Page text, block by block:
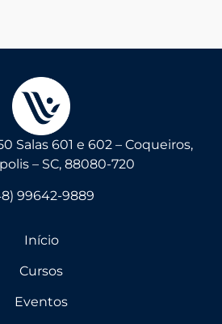
Salas 601 e 602 – Coqueiros,
– SC, 88080-720
99642-9889
Início
Cursos
Eventos